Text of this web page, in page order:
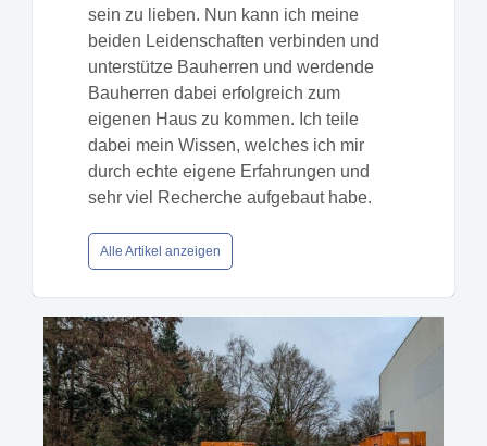
sein zu lieben. Nun kann ich meine
beiden Leidenschaften verbinden und
unterstütze Bauherren und werdende
Bauherren dabei erfolgreich zum
eigenen Haus zu kommen. Ich teile
dabei mein Wissen, welches ich mir
durch echte eigene Erfahrungen und
sehr viel Recherche aufgebaut habe.
Alle Artikel anzeigen